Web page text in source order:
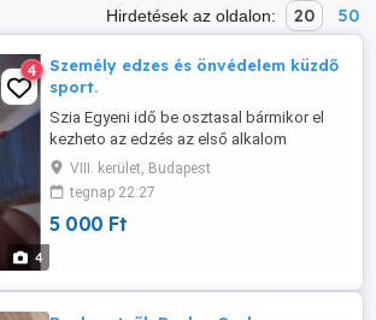
Hirdetések az oldalon: 20 50
4
4
Személy edzes és önvédelem küzdő
sport.
Szia Egyeni idő be osztasal bármikor el
kezheto az edzés az első alkalom
ingyenes! 8-9 ker. szabadtéri sport pályán
5eft. Idő 1v2 óra hossza kb. Ha van 3 -5
fős baráti társaságnak 3-4 EFT. ) fő
hazához is tudók menni de az tobbe kerül
VIII. kerület, Budapest
tegnap 22:27
5 000 Ft